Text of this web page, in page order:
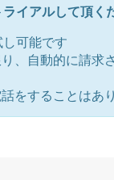
イアルして頂く
可能です
、自動的に請求
をすることはあ